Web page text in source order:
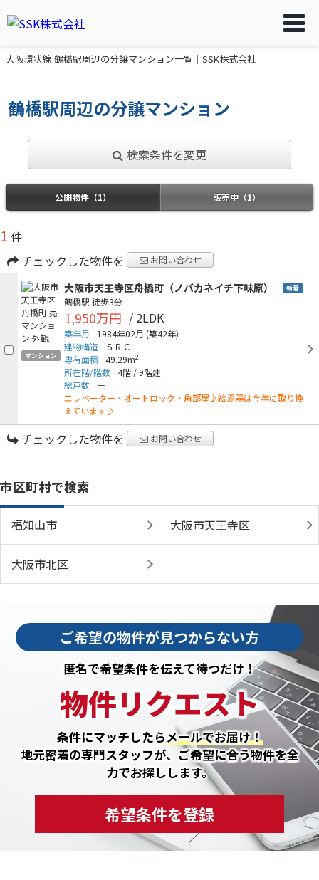
大阪環状線 鶴橋駅周辺の分譲マンション一覧｜SSK株式会社
鶴橋駅周辺の分譲マンション
検索条件を変更
公開物件（1） 販売中（1）
1 件
チェックした物件を
お問い合わせ
マンション
大阪市天王寺区舟橋町（ノバカネイチ下味原） 新着
鶴橋駅 徒歩3分
1,950万円 / 2LDK
築年月 1984年02月 (築42年)
建物構造
ＳＲＣ
専有面積
49.29m2
所在階/階数 4階 /9階建
総戸数
－
エレベーター・オートロック・角部屋♪給湯器は今年に取り換
えています♪
チェックした物件を お問い合わせ
市区町村で検索
福知山市 大阪市天王寺区
大阪市北区
ご希望の物件が見つからない方
匿名で希望条件を伝えて待つだけ！
物件リクエスト
条件にマッチしたらメールでお届け！
地元密着の専門スタッフが、ご希望に合う物件を全
力でお探しします。
希望条件を登録